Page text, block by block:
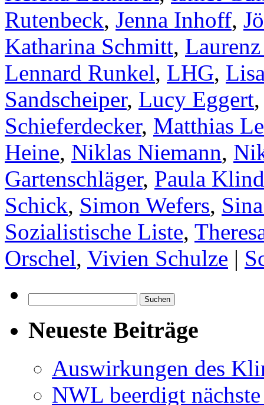
Rutenbeck, Jenna Inhoff,
Katharina Schmitt,
Lennard Runkel, LHG,
Sandscheiper, Lucy Eggert
Schieferdecker, Matthias
Heine, Niklas Niemann,
Gartenschläger, Paula
Schick, Simon Wefers,
Sozialistische Liste,
Orschel, Vivien Schulze |
nach:
Neueste Beiträge
Auswirkungen des
NWL beerdigt